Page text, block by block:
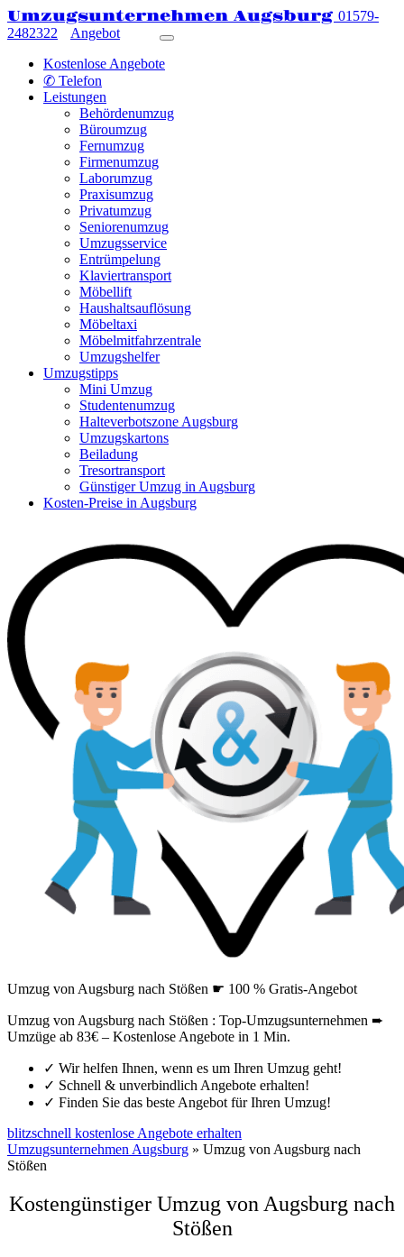
Umzugsunternehmen Augsburg 01579-
2482322
Angebot
Kostenlose Angebote
✆ Telefon
Leistungen
Behördenumzug
Büroumzug
Fernumzug
Firmenumzug
Laborumzug
Praxisumzug
Privatumzug
Seniorenumzug
Umzugsservice
Entrümpelung
Klaviertransport
Möbellift
Haushaltsauflösung
Möbeltaxi
Möbelmitfahrzentrale
Umzugshelfer
Umzugstipps
Mini Umzug
Studentenumzug
Halteverbotszone Augsburg
Umzugskartons
Beiladung
Tresortransport
Günstiger Umzug in Augsburg
Kosten-Preise in Augsburg
Umzug von Augsburg nach Stößen ☛ 100 % Gratis-Angebot
Umzug von Augsburg nach Stößen : Top-Umzugsunternehmen ➨
Umzüge ab 83€ – Kostenlose Angebote in 1 Min.
✓ Wir helfen Ihnen, wenn es um Ihren Umzug geht!
✓ Schnell & unverbindlich Angebote erhalten!
✓ Finden Sie das beste Angebot für Ihren Umzug!
blitzschnell kostenlose Angebote erhalten
Umzugsunternehmen Augsburg » Umzug von Augsburg nach
Stößen
Kostengünstiger Umzug von Augsburg nach
Stößen